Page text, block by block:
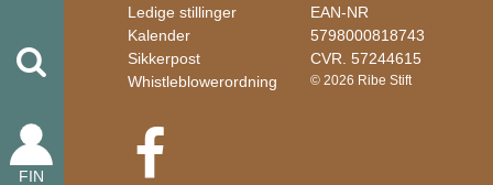
FIN
Ledige stillinger
Kalender
Sikkerpost
Whistleblowerordning
EAN-NR
5798000818743
CVR. 57244615
© 2026 Ribe Stift